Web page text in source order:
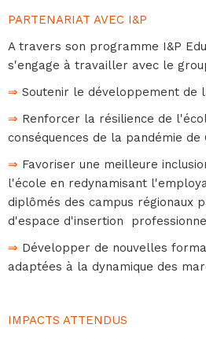
PARTENARIAT AVEC I&P
A travers son programme I&P
s'engage à travailler avec le
⇒ Soutenir le développement de
⇒ Renforcer la résilience de
conséquences de la pandémie de
⇒ Favoriser une meilleure
l'école en redynamisant
diplômés des campus régionaux
d'espace d'insertion
⇒ Développer de nouvelles
adaptées à la dynamique des
IMPACTS ATTENDUS